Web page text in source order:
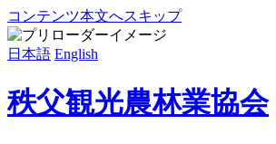
コンテンツ本文へスキップ
日本語 English
秩父観光農林業協会